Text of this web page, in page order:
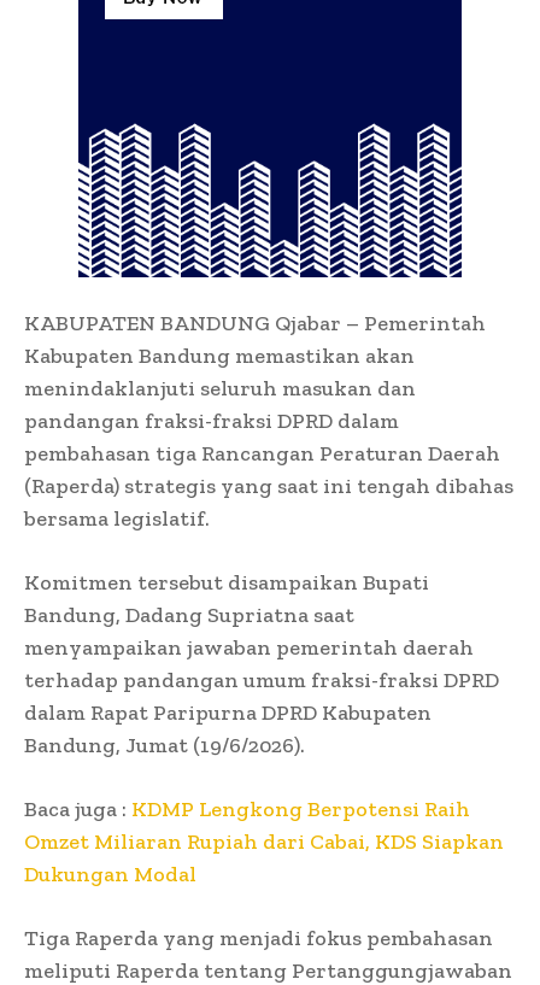
KABUPATEN BANDUNG Qjabar – Pemerintah
Kabupaten Bandung memastikan akan
menindaklanjuti seluruh masukan dan
pandangan fraksi-fraksi DPRD dalam
pembahasan tiga Rancangan Peraturan Daerah
(Raperda) strategis yang saat ini tengah dibahas
bersama legislatif.
Komitmen tersebut disampaikan Bupati
Bandung, Dadang Supriatna saat
menyampaikan jawaban pemerintah daerah
terhadap pandangan umum fraksi-fraksi DPRD
dalam Rapat Paripurna DPRD Kabupaten
Bandung, Jumat (19/6/2026).
Baca juga : KDMP Lengkong Berpotensi Raih
Omzet Miliaran Rupiah dari Cabai, KDS Siapkan
Dukungan Modal
Tiga Raperda yang menjadi fokus pembahasan
meliputi Raperda tentang Pertanggungjawaban